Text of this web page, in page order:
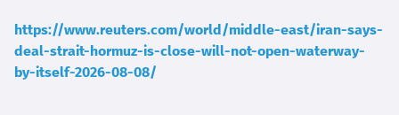
https://www.reuters.com/world/middle-east/iran-says-
deal-strait-hormuz-is-close-will-not-open-waterway-
by-itself-2026-08-08/